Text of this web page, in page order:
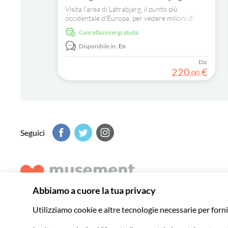
Visita l'area di Látrabjarg, il punto più
occidentale d'Europa, per vedere milioni di
uccelli e goderti una bellissima escursione.
Cancellazione gratuita
Disponibile in: En
Da:
220,00 €
Seguici
indimenticabili in tutto il mondo